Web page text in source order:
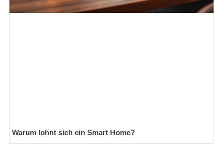
Warum lohnt sich ein Smart Home?